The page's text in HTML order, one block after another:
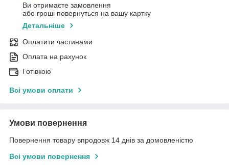
Ви отримаєте замовлення
або гроші повернуться на вашу картку
Детальніше
Оплатити частинами
Оплата на рахунок
Готівкою
Всі умови оплати
Умови повернення
Повернення товару впродовж 14 днів за домовленістю
Всі умови повернення